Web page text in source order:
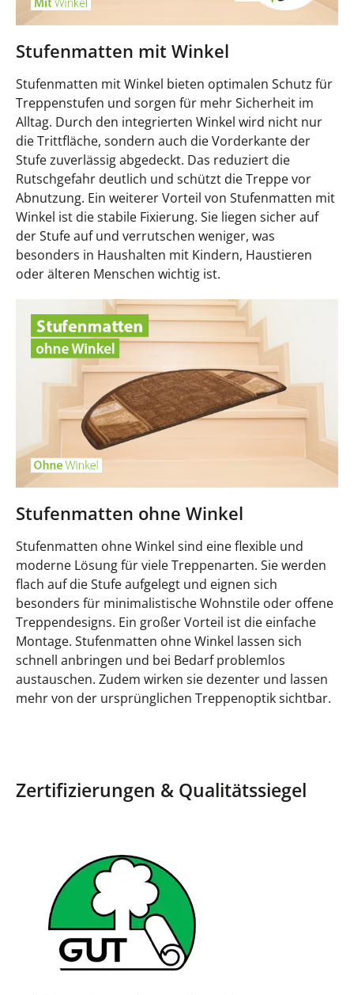
Stufenmatten mit Winkel
Stufenmatten mit Winkel bieten optimalen Schutz für
Treppenstufen und sorgen für mehr Sicherheit im
Alltag. Durch den integrierten Winkel wird nicht nur
die Trittfläche, sondern auch die Vorderkante der
Stufe zuverlässig abgedeckt. Das reduziert die
Rutschgefahr deutlich und schützt die Treppe vor
Abnutzung. Ein weiterer Vorteil von Stufenmatten mit
Winkel ist die stabile Fixierung. Sie liegen sicher auf
der Stufe auf und verrutschen weniger, was
besonders in Haushalten mit Kindern, Haustieren
oder älteren Menschen wichtig ist.
Stufenmatten ohne Winkel
Stufenmatten ohne Winkel sind eine flexible und
moderne Lösung für viele Treppenarten. Sie werden
flach auf die Stufe aufgelegt und eignen sich
besonders für minimalistische Wohnstile oder offene
Treppendesigns. Ein großer Vorteil ist die einfache
Montage. Stufenmatten ohne Winkel lassen sich
schnell anbringen und bei Bedarf problemlos
austauschen. Zudem wirken sie dezenter und lassen
mehr von der ursprünglichen Treppenoptik sichtbar.
Zertifizierungen & Qualitätssiegel